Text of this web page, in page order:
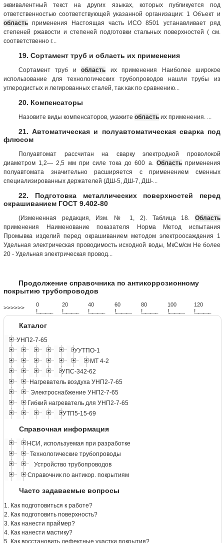
эквивалентный текст на других языках, которых публикуется под
ответственностью соответствующей указанной организации: 1 Объект и
область применения Настоящая часть ИСО 8501 устанавливает ряд
степеней ржавости и степеней подготовки стальных поверхностей ( см.
соответственно г...
19. Сортамент труб и область их применения
Сортамент труб иобласть их применения Наиболее широкое
использование для технологических трубопроводов нашли трубы из
углеродистых и легированных сталей, так как по сравнению...
20. Компенсаторы
Назовите виды компенсаторов, укажите область их применения. ...
21. Автоматическая и полуавтоматическая сварка под
флюсом
Полуавтомат рассчитан на сварку электродной проволокой
диаметром 1,2— 2,5 мм при силе тока до 600 а. Областьприменения
полуавтомата значительно расширяется с применением сменных
специализированных держателей (ДШ-5, ДШ-7, ДШ-...
22. Подготовка металлических поверхностей перед
окрашиванием ГОСТ 9.402-80
(Измененная редакция, Изм. № 1, 2). Таблица 18. Область
применения Наименование показателя Норма Метод испытания
Промывка изделий перед окрашиванием методом электроосаждения 1
Удельная электрическая проводимость исходной воды, МкСм/см Не более
20 - Удельная электрическая провод...
Продолжение справочника по антикоррозионному
покрытию трубопроводов
>>>>>> 0
!...................
20
!...................
40
!...................
60
!...................
80
!...................
100
!...................
120
!...................
Каталог
УНП2-7-65
УУТПО-1
МТ 4-2
УПС-342-62
Нагреватель воздуха УНП2-7-65
Электроснабжение УНП2-7-65
Гибкий нагреватель для УНП2-7-65
УТП5-15-69
Справочная информация
НСИ, используемая при разработке
Технологические трубопроводы
Устройство трубопроводов
Справочник по антикор. покрытиям
Часто задаваемые вопросы
1. Как подготовиться к работе?
2. Как подготовить поверхность?
3. Как нанести праймер?
4. Как нанести мастику?
5. Как восстановить дефектные участки покрытия?